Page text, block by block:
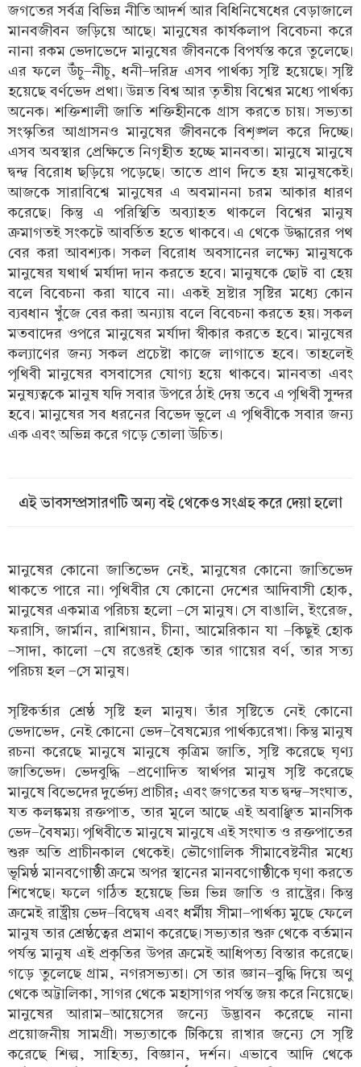
জগতের সর্বত্র বিভিন্ন নীতি আদর্শ আর বিধিনিষেধের বেড়াজালে
মানবজীবন জড়িয়ে আছে। মানুষের কার্যকলাপ বিবেচনা করে
নানা রকম ভেদাভেদে মানুষের জীবনকে বিপর্যস্ত করে তুলেছে।
এর ফলে উঁচু-নীচু, ধনী-দরিদ্র এসব পার্থক্য সৃষ্টি হয়েছে। সৃষ্টি
হয়েছে বর্ণভেদ প্রথা। উন্নত বিশ্ব আর তৃতীয় বিশ্বের মধ্যে পার্থক্য
অনেক। শক্তিশালী জাতি শক্তিহীনকে গ্রাস করতে চায়। সভ্যতা
সংস্কৃতির আগ্রাসনও মানুষের জীবনকে বিশৃঙ্খল করে দিচ্ছে।
এসব অবস্থার প্রেক্ষিতে নিগৃহীত হচ্ছে মানবতা। মানুষে মানুষে
দ্বন্দ্ব বিরোধ ছড়িয়ে পড়েছে। তাতে প্রাণ দিতে হয় মানুষকেই।
আজকে সারাবিশ্বে মানুষের এ অবমাননা চরম আকার ধারণ
করেছে। কিন্তু এ পরিস্থিতি অব্যাহত থাকলে বিশ্বের মানুষ
ক্রমাগতই সংকটে আবর্তিত হতে থাকবে। এ থেকে উদ্ধারের পথ
বের করা আবশ্যক। সকল বিরোধ অবসানের লক্ষ্যে মানুষকে
মানুষের যথার্থ মর্যাদা দান করতে হবে। মানুষকে ছোট বা হেয়
বলে বিবেচনা করা যাবে না। একই স্রষ্টার সৃষ্টির মধ্যে কোন
ব্যবধান খুঁজে বের করা অন্যায় বলে বিবেচনা করতে হয়। সকল
মতবাদের ওপরে মানুষের মর্যাদা স্বীকার করতে হবে। মানুষের
কল্যাণের জন্য সকল প্রচেষ্টা কাজে লাগাতে হবে। তাহলেই
পৃথিবী মানুষের বসবাসের যোগ্য হয়ে থাকবে। মানবতা এবং
মনুষ্যত্বকে মানুষ যদি সবার উপরে ঠাই দেয় তবে এ পৃথিবী সুন্দর
হবে। মানুষের সব ধরনের বিভেদ ভুলে এ পৃথিবীকে সবার জন্য
এক এবং অভিন্ন করে গড়ে তোলা উচিত।
এই ভাবসম্প্রসারণটি অন্য বই থেকেও সংগ্রহ করে দেয়া হলো
মানুষের কোনো জাতিভেদ নেই, মানুষের কোনো জাতিভেদ
থাকতে পারে না। পৃথিবীর যে কোনো দেশের আদিবাসী হোক,
মানুষের একমাত্র পরিচয় হলো -সে মানুষ। সে বাঙালি, ইংরেজ,
ফরাসি, জার্মান, রাশিয়ান, চীনা, আমেরিকান যা -কিছুই হোক
-সাদা, কালো -যে রঙেরই হোক তার গায়ের বর্ণ, তার সত্য
পরিচয় হল -সে মানুষ।
সৃষ্টিকর্তার শ্রেষ্ঠ সৃষ্টি হল মানুষ। তাঁর সৃষ্টিতে নেই কোনো
ভেদাভেদ, নেই কোনো ভেদ-বৈষম্যের পার্থক্যরেখা। কিন্তু মানুষ
রচনা করেছে মানুষে মানুষে কৃত্রিম জাতি, সৃষ্টি করেছে ঘৃণ্য
জাতিভেদ। ভেদবুদ্ধি -প্রণোদিত স্বার্থপর মানুষ সৃষ্টি করেছে
মানুষে বিভেদের দুর্ভেদ্য প্রাচীর; এবং জগতের যত দ্বন্দ্ব-সংঘাত,
যত কলঙ্কময় রক্তপাত, তার মূলে আছে এই অবাঞ্ছিত মানসিক
ভেদ-বৈষম্য। পৃথিবীতে মানুষে মানুষে এই সংঘাত ও রক্তপাতের
শুরু অতি প্রাচীনকাল থেকেই। ভৌগোলিক সীমাবেষ্টনীর মধ্যে
ভূমিষ্ঠ মানবগোষ্ঠী ক্রমে অপর স্থানের মানবগোষ্ঠীকে ঘৃণা করতে
শিখেছে। ফলে গঠিত হয়েছে ভিন্ন ভিন্ন জাতি ও রাষ্ট্রের। কিন্তু
ক্রমেই রাষ্ট্রীয় ভেদ-বিদ্বেষ এবং ধর্মীয় সীমা-পার্থক্য মুছে ফেলে
মানুষ তার শ্রেষ্ঠত্বের প্রমাণ করেছে। সভ্যতার শুরু থেকে বর্তমান
পর্যন্ত মানুষ এই প্রকৃতির উপর ক্রমেই আধিপত্য বিস্তার করেছে।
গড়ে তুলেছে গ্রাম, নগরসভ্যতা। সে তার জ্ঞান-বুদ্ধি দিয়ে অণু
থেকে অট্টালিকা, সাগর থেকে মহাসাগর পর্যন্ত জয় করে নিয়েছে।
মানুষের আরাম-আয়েসের জন্যে উদ্ভাবন করেছে নানা
প্রয়োজনীয় সামগ্রী। সভ্যতাকে টিকিয়ে রাখার জন্যে সে সৃষ্টি
করেছে শিল্প, সাহিত্য, বিজ্ঞান, দর্শন। এভাবে আদি থেকে